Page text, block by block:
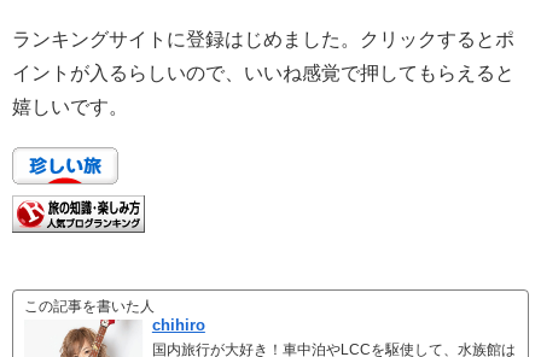
ランキングサイトに登録はじめました。クリックするとポ
イントが入るらしいので、いいね感覚で押してもらえると
嬉しいです。
この記事を書いた人
chihiro
国内旅行が大好き！車中泊やLCCを駆使して、水族館は